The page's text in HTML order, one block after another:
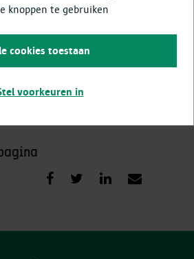
het ons weten
knoppen te gebruiken
cookies toestaan
voorkeuren in